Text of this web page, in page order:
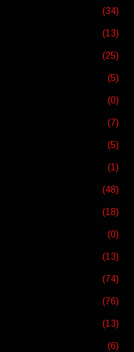
(34)
(13)
(25)
(5)
(0)
(7)
(5)
(1)
(48)
(18)
(0)
(13)
(74)
(76)
(13)
(6)